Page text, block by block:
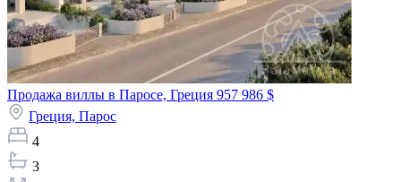
Продажа виллы в Паросе, Греция 957 986 $
Греция, Парос
4
3